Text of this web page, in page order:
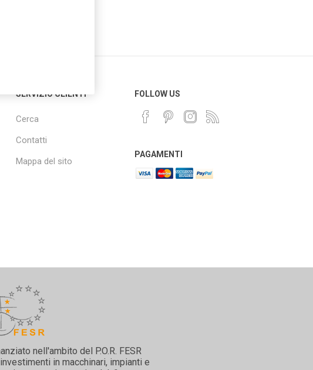
SERVIZIO CLIENTI
Cerca
Contatti
Mappa del sito
FOLLOW US
PAGAMENTI
nell'ambito del P.O.R. FESR
in macchinari, impianti e